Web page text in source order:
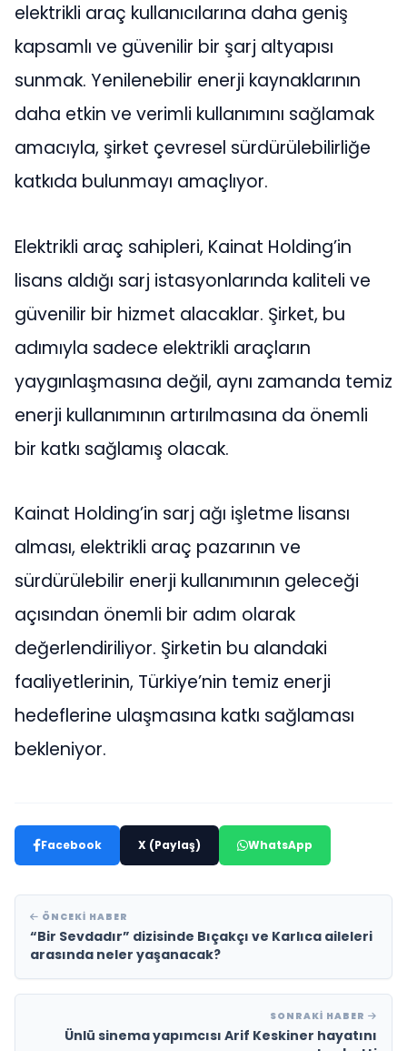
elektrikli araç kullanıcılarına daha geniş
kapsamlı ve güvenilir bir şarj altyapısı
sunmak. Yenilenebilir enerji kaynaklarının
daha etkin ve verimli kullanımını sağlamak
amacıyla, şirket çevresel sürdürülebilirliğe
katkıda bulunmayı amaçlıyor.
Elektrikli araç sahipleri, Kainat Holding’in
lisans aldığı sarj istasyonlarında kaliteli ve
güvenilir bir hizmet alacaklar. Şirket, bu
adımıyla sadece elektrikli araçların
yaygınlaşmasına değil, aynı zamanda temiz
enerji kullanımının artırılmasına da önemli
bir katkı sağlamış olacak.
Kainat Holding’in sarj ağı işletme lisansı
alması, elektrikli araç pazarının ve
sürdürülebilir enerji kullanımının geleceği
açısından önemli bir adım olarak
değerlendiriliyor. Şirketin bu alandaki
faaliyetlerinin, Türkiye’nin temiz enerji
hedeflerine ulaşmasına katkı sağlaması
bekleniyor.
Facebook X (Paylaş) WhatsApp
ÖNCEKI HABER
“Bir Sevdadır” dizisinde Bıçakçı ve Karlıca aileleri
arasında neler yaşanacak?
SONRAKI HABER
Ünlü sinema yapımcısı Arif Keskiner hayatını